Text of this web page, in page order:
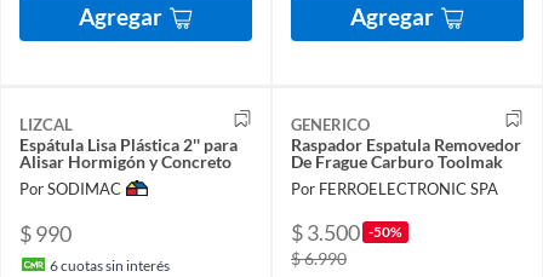
Agregar Agregar
LIZCAL
Espátula Lisa Plástica 2'' para
Alisar Hormigón y Concreto
Por SODIMAC
$ 990
6cuotas sin interés
GENERICO
Raspador Espatula Removedor
De Frague Carburo Toolmak
Por FERROELECTRONIC SPA
$ 3.500 -50%
$ 6.990